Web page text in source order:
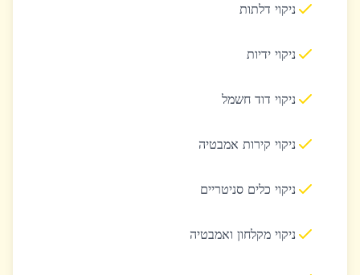
ניקוי דלתות
ניקוי ידיות
ניקוי דוד חשמל
ניקוי קירות אמבטיה
ניקוי כלים סניטריים
ניקוי מקלחון ואמבטיה